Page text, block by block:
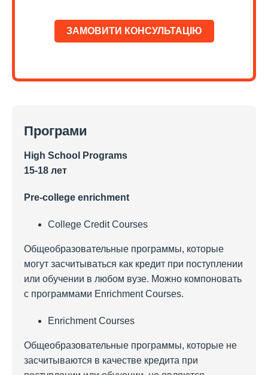
ЗАМОВИТИ КОНСУЛЬТАЦІЮ
Програми
High School Programs
15-18 лет
Pre-college enrichment
College Credit Courses
Общеобразовательные программы, которые
могут засчитываться как кредит при поступлении
или обучении в любом вузе. Можно компоновать
с программами Enrichment Courses.
Enrichment Courses
Общеобразовательные программы, которые не
засчитываются в качестве кредита при